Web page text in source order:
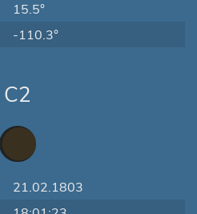
15.5°
-110.3°
C2
21.02.1803